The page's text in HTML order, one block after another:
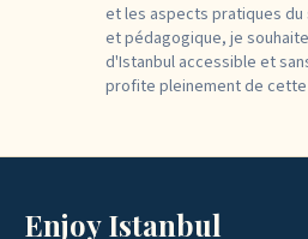
et les aspects pratiques du
et pédagogique, je
d'Istanbul accessible et
profite pleinement de
Enjoy Istanbul